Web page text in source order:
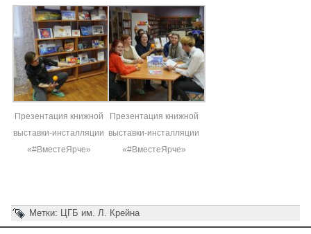
Презентация книжной
выставки-инсталляции
«#ВместеЯрче»
Презентация книжной
выставки-инсталляции
«#ВместеЯрче»
Метки: ЦГБ им. Л. Крейна